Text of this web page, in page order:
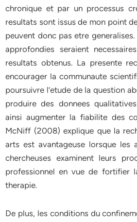
chronique et par un processus
resultats sont issus de mon point
peuvent donc pas etre
approfondies seraient
resultats obtenus. La presente
encourager la communaute
poursuivre l’etude de la question
produire des donnees
ainsi augmenter la fiabilite des
McNiff (2008) explique que la
arts est avantageuse lorsque les
chercheuses examinent leurs
professionnel en vue de fortifier
therapie.
De plus, les conditions du